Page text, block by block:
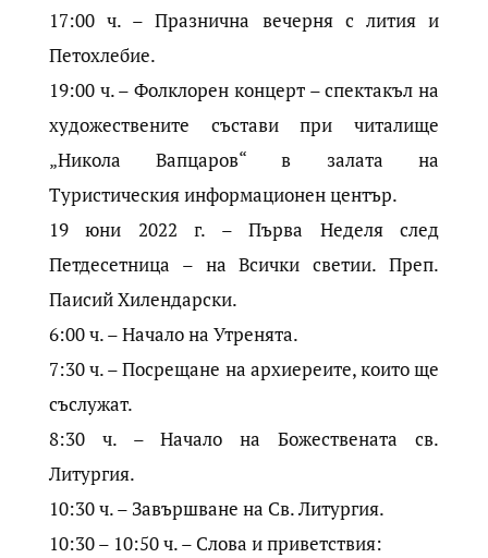
17:00 ч. – Празнична вечерня с лития и
Петохлебие.
19:00 ч. – Фолклорен концерт – спектакъл на
художествените състави при читалище
„Никола Вапцаров“ в залата на
Туристическия информационен център.
19 юни 2022 г. – Първа Неделя след
Петдесетница – на Всички светии. Преп.
Паисий Хилендарски.
6:00 ч. – Начало на Утренята.
7:30 ч. – Посрещане на архиереите, които ще
съслужат.
8:30 ч. – Начало на Божествената св.
Литургия.
10:30 ч. – Завършване на Св. Литургия.
10:30 – 10:50 ч. – Слова и приветствия: